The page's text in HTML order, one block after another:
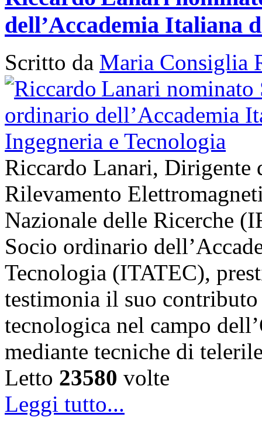
dell’Accademia Italiana
Scritto da Maria Consiglia
Riccardo Lanari, Dirigente
Rilevamento
Nazionale delle Ricerche
Socio ordinario
Tecnologia (ITATEC),
testimonia il suo
tecnologica nel campo
mediante tecniche di
Letto 23580 volte
Leggi tutto...